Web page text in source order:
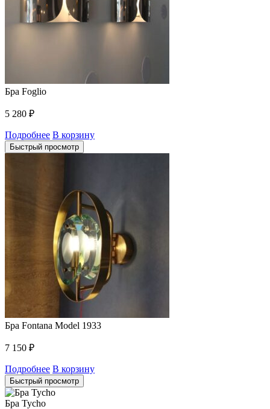
Бра Foglio
5 280 ₽
Подробнее В корзину
Быстрый просмотр
Бра Fontana Model 1933
7 150 ₽
Подробнее В корзину
Быстрый просмотр
Бра Tycho